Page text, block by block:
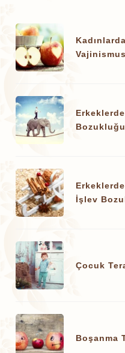
İşlev
Çocuk
Boşanma